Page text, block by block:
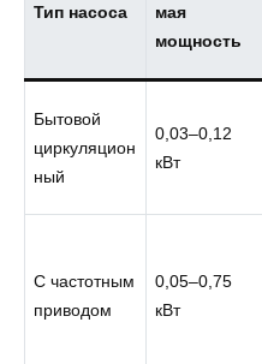
Тип насоса
мая
мощность
Бытовой
циркуляцион
ный
0,03–0,12
кВт
С частотным
приводом
0,05–0,75
кВт